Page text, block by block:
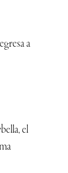
a
el